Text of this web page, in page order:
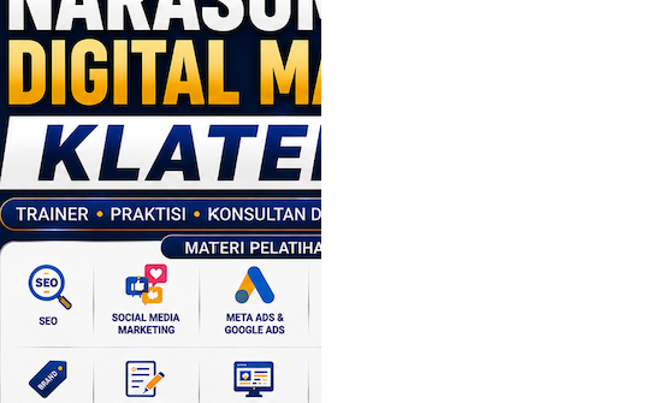
Narasumber
Digital Marketing
Klaten: Membantu
UMKM dan SDM
Lokal Naik Kelas
Melalui Strategi
Digital
Setiap daerah memiliki
potensi ekonomi yang
berbeda, dan Klaten
adalah…